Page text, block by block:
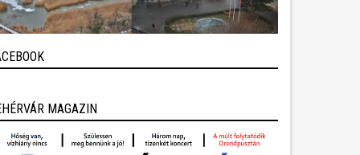
MAGAZIN